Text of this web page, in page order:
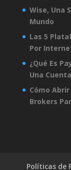
Wise, Una
Mundo
Las 5
Por
¿Qué Es
Una
Cómo
Brokers
Políticas de